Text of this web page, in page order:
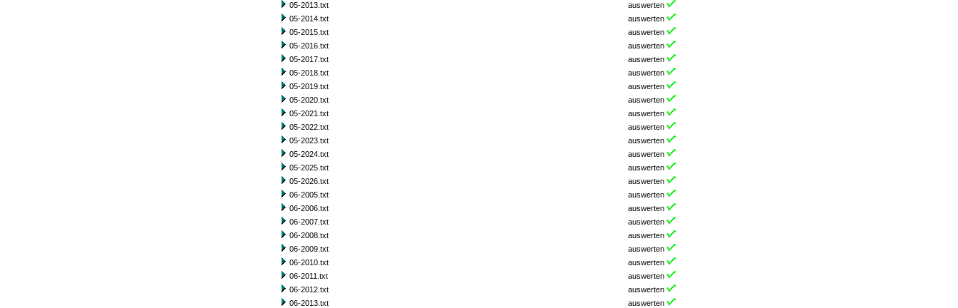
05-2013.txt
auswerten
05-2014.txt
auswerten
05-2015.txt
auswerten
05-2016.txt
auswerten
05-2017.txt
auswerten
05-2018.txt
auswerten
05-2019.txt
auswerten
05-2020.txt
auswerten
05-2021.txt
auswerten
05-2022.txt
auswerten
05-2023.txt
auswerten
05-2024.txt
auswerten
05-2025.txt
auswerten
05-2026.txt
auswerten
06-2005.txt
auswerten
06-2006.txt
auswerten
06-2007.txt
auswerten
06-2008.txt
auswerten
06-2009.txt
auswerten
06-2010.txt
auswerten
06-2011.txt
auswerten
06-2012.txt
auswerten
06-2013.txt
auswerten